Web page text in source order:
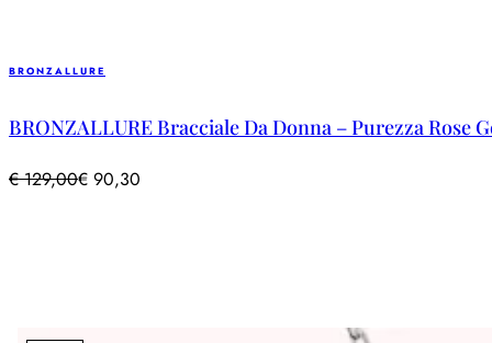
BRONZALLURE
BRONZALLURE Bracciale Da Donna – Purezza Rose
€129,00€ 90,30